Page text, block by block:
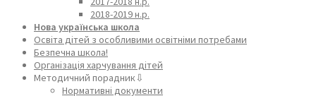
2018-2019 н.р.
Нова українська школа
Освіта дітей з особливими освітніми потребами
Безпечна школа!
Організація харчування дітей
Методичний порадник⇩
Нормативні документи